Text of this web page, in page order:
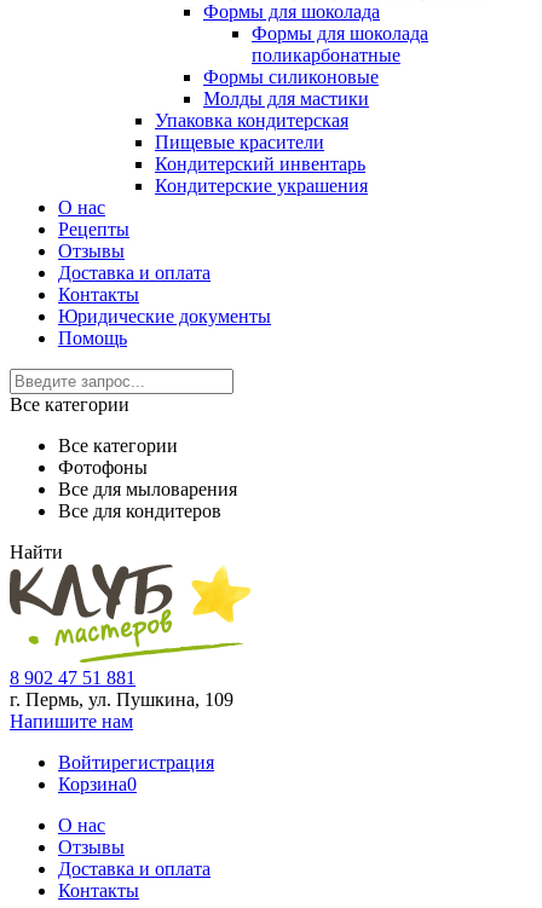
Формы для шоколада
Формы для шоколада
поликарбонатные
Формы силиконовые
Молды для мастики
Упаковка кондитерская
Пищевые красители
Кондитерский инвентарь
Кондитерские украшения
О нас
Рецепты
Отзывы
Доставка и оплата
Контакты
Юридические документы
Помощь
Все категории
Все категории
Фотофоны
Все для мыловарения
Все для кондитеров
Найти
8 902 47 51 881
г. Пермь, ул. Пушкина, 109
Напишите нам
Войтирегистрация
Корзина0
О нас
Отзывы
Доставка и оплата
Контакты